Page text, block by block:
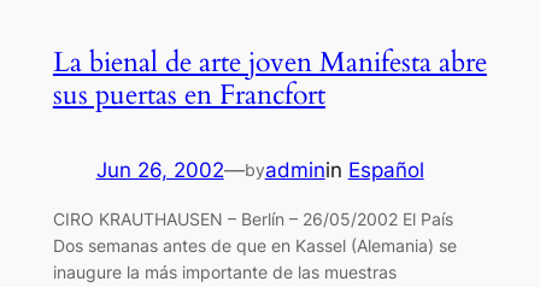
La bienal de arte joven Manifesta abre
sus puertas en Francfort
Jun 26, 2002—byadminin Español
CIRO KRAUTHAUSEN – Berlín – 26/05/2002 El País
Dos semanas antes de que en Kassel (Alemania) se
inaugure la más importante de las muestras